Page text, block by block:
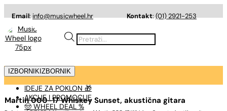
Email:info@musicwheel.hr Kontakt:(01) 2921-253
Products
search
IZBORNIK IZBORNIK
IDEJE ZA POKLON 🎁
AKCIJE I PROMOCIJE
🤠 WHEEL DEAL %
Martin 000-17 Whiskey Sunset, akustična gitara